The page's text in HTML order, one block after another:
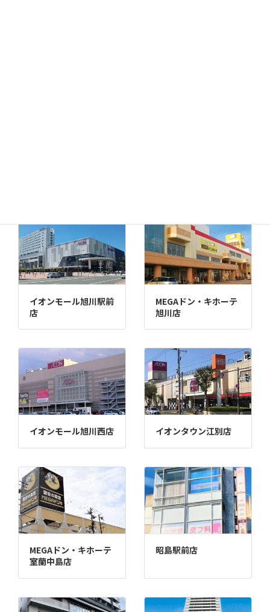
イオンモール旭川駅前
店
MEGAドン・キホーテ
旭川店
イオンモール旭川西店 イオンタウン江別店
MEGAドン・キホーテ
室蘭中島店
昭島駅前店